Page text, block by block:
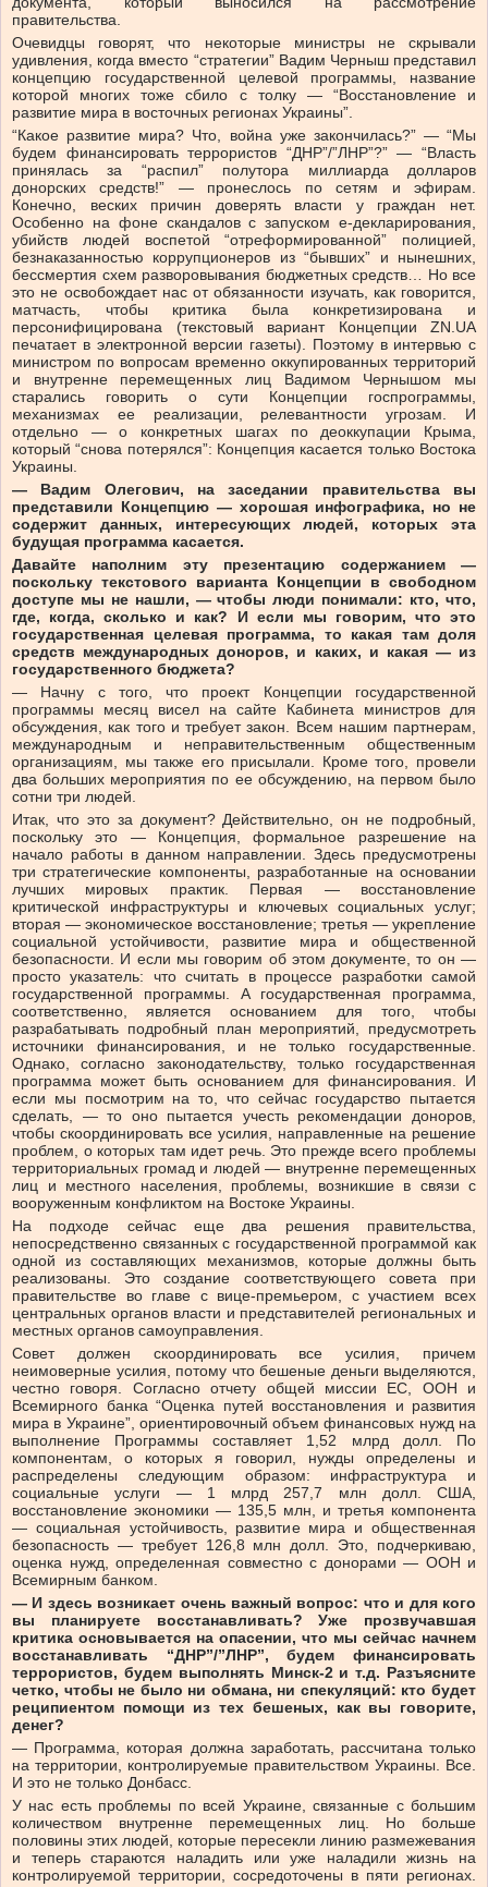
правительства.
Очевидцы говорят, что некоторые министры не скрывали
удивления, когда вместо “стратегии” Вадим Черныш представил
концепцию государственной целевой программы, название
которой многих тоже сбило с толку — “Восстановление и
развитие мира в восточных регионах Украины”.
“Какое развитие мира? Что, война уже закончилась?” — “Мы
будем финансировать террористов “ДНР”/”ЛНР”?” — “Власть
принялась за “распил” полутора миллиарда долларов
донорских средств!” — пронеслось по сетям и эфирам.
Конечно, веских причин доверять власти у граждан нет.
Особенно на фоне скандалов с запуском е-декларирования,
убийств людей воспетой “отреформированной” полицией,
безнаказанностью коррупционеров из “бывших” и нынешних,
бессмертия схем разворовывания бюджетных средств… Но все
это не освобождает нас от обязанности изучать, как говорится,
матчасть, чтобы критика была конкретизирована и
персонифицирована (текстовый вариант Концепции ZN.UA
печатает в электронной версии газеты). Поэтому в интервью с
министром по вопросам временно оккупированных территорий
и внутренне перемещенных лиц Вадимом Чернышом мы
старались говорить о сути Концепции госпрограммы,
механизмах ее реализации, релевантности угрозам. И
отдельно — о конкретных шагах по деоккупации Крыма,
который “снова потерялся”: Концепция касается только Востока
Украины.
— Вадим Олегович, на заседании правительства вы
представили Концепцию — хорошая инфографика, но не
содержит данных, интересующих людей, которых эта
будущая программа касается.
Давайте наполним эту презентацию содержанием —
поскольку текстового варианта Концепции в свободном
доступе мы не нашли, — чтобы люди понимали: кто, что,
где, когда, сколько и как? И если мы говорим, что это
государственная целевая программа, то какая там доля
средств международных доноров, и каких, и какая — из
государственного бюджета?
— Начну с того, что проект Концепции государственной
программы месяц висел на сайте Кабинета министров для
обсуждения, как того и требует закон. Всем нашим партнерам,
международным и неправительственным общественным
организациям, мы также его присылали. Кроме того, провели
два больших мероприятия по ее обсуждению, на первом было
сотни три людей.
Итак, что это за документ? Действительно, он не подробный,
поскольку это — Концепция, формальное разрешение на
начало работы в данном направлении. Здесь предусмотрены
три стратегические компоненты, разработанные на основании
лучших мировых практик. Первая — восстановление
критической инфраструктуры и ключевых социальных услуг;
вторая — экономическое восстановление; третья — укрепление
социальной устойчивости, развитие мира и общественной
безопасности. И если мы говорим об этом документе, то он —
просто указатель: что считать в процессе разработки самой
государственной программы. А государственная программа,
соответственно, является основанием для того, чтобы
разрабатывать подробный план мероприятий, предусмотреть
источники финансирования, и не только государственные.
Однако, согласно законодательству, только государственная
программа может быть основанием для финансирования. И
если мы посмотрим на то, что сейчас государство пытается
сделать, — то оно пытается учесть рекомендации доноров,
чтобы скоординировать все усилия, направленные на решение
проблем, о которых там идет речь. Это прежде всего проблемы
территориальных громад и людей — внутренне перемещенных
лиц и местного населения, проблемы, возникшие в связи с
вооруженным конфликтом на Востоке Украины.
На подходе сейчас еще два решения правительства,
непосредственно связанных с государственной программой как
одной из составляющих механизмов, которые должны быть
реализованы. Это создание соответствующего совета при
правительстве во главе с вице-премьером, с участием всех
центральных органов власти и представителей региональных и
местных органов самоуправления.
Совет должен скоординировать все усилия, причем
неимоверные усилия, потому что бешеные деньги выделяются,
честно говоря. Согласно отчету общей миссии ЕС, ООН и
Всемирного банка “Оценка путей восстановления и развития
мира в Украине”, ориентировочный объем финансовых нужд на
выполнение Программы составляет 1,52 млрд долл. По
компонентам, о которых я говорил, нужды определены и
распределены следующим образом: инфраструктура и
социальные услуги — 1 млрд 257,7 млн долл. США,
восстановление экономики — 135,5 млн, и третья компонента
— социальная устойчивость, развитие мира и общественная
безопасность — требует 126,8 млн долл. Это, подчеркиваю,
оценка нужд, определенная совместно с донорами — ООН и
Всемирным банком.
— И здесь возникает очень важный вопрос: что и для кого
вы планируете восстанавливать? Уже прозвучавшая
критика основывается на опасении, что мы сейчас начнем
восстанавливать “ДНР”/”ЛНР”, будем финансировать
террористов, будем выполнять Минск-2 и т.д. Разъясните
четко, чтобы не было ни обмана, ни спекуляций: кто будет
реципиентом помощи из тех бешеных, как вы говорите,
денег?
— Программа, которая должна заработать, рассчитана только
на территории, контролируемые правительством Украины. Все.
И это не только Донбасс.
У нас есть проблемы по всей Украине, связанные с большим
количеством внутренне перемещенных лиц. Но больше
половины этих людей, которые пересекли линию размежевания
и теперь стараются наладить или уже наладили жизнь на
контролируемой территории, сосредоточены в пяти регионах.